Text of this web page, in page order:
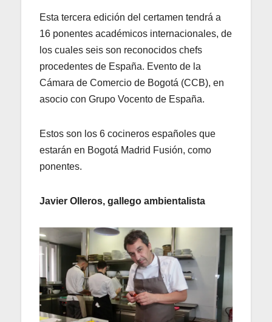
Esta tercera edición del certamen tendrá a
16 ponentes académicos internacionales, de
los cuales seis son reconocidos chefs
procedentes de España. Evento de la
Cámara de Comercio de Bogotá (CCB), en
asocio con Grupo Vocento de España.
Estos son los 6 cocineros españoles que
estarán en Bogotá Madrid Fusión, como
ponentes.
Javier Olleros, gallego ambientalista